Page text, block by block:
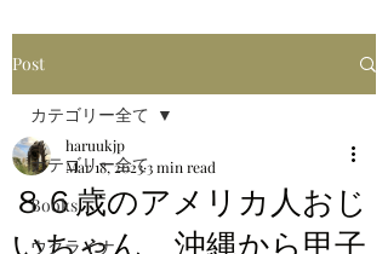
Post
カテゴリー全て
Books
ウクライナ
カテゴリー全て
８６歳のアメリカ人おじ
いちゃん 沖縄から甲子
haruukjp
Mar 18, 20233 min read